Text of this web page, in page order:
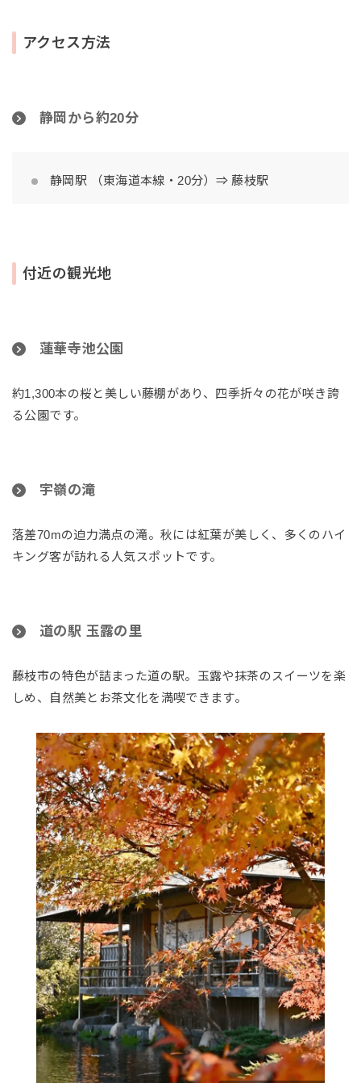
アクセス方法
静岡から約20分
静岡駅 （東海道本線・20分）⇒ 藤枝駅
付近の観光地
蓮華寺池公園
約1,300本の桜と美しい藤棚があり、四季折々の花が咲き誇
る公園です。
宇嶺の滝
落差70mの迫力満点の滝。秋には紅葉が美しく、多くのハイ
キング客が訪れる人気スポットです。
道の駅 玉露の里
藤枝市の特色が詰まった道の駅。玉露や抹茶のスイーツを楽
しめ、自然美とお茶文化を満喫できます。